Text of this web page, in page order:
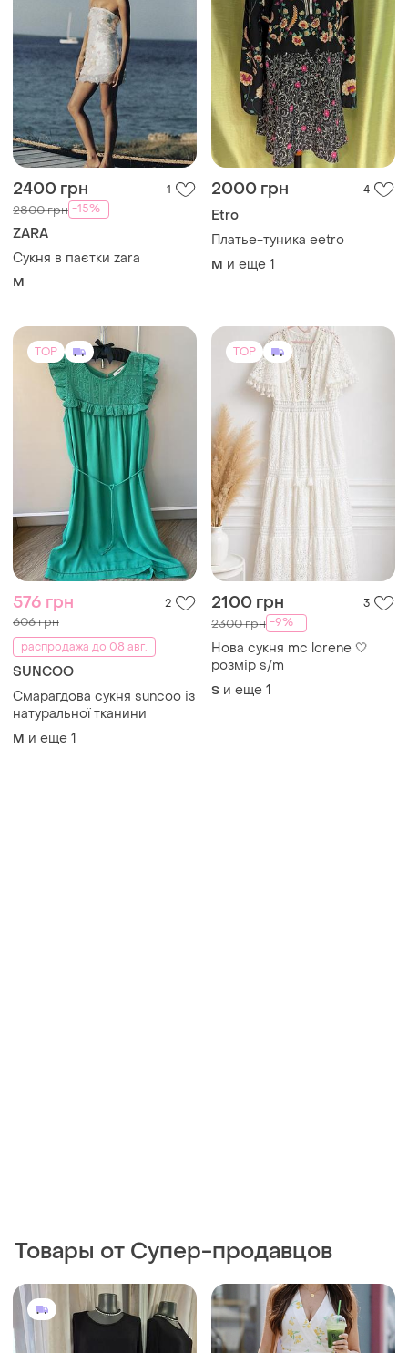
2400 грн 1
2800 грн -15%
ZARA
Сукня в паєтки zara
M
2000 грн 4
Etro
Платье-туника eetro
M и еще 1
TOP
576 грн 2
606 грн
распродажа до 08 авг.
SUNCOO
Смарагдова сукня suncoo із
натуральної тканини
M и еще 1
TOP
2100 грн 3
2300 грн -9%
Нова сукня mc lorene 🤍
розмір s/m
S и еще 1
Товары от Супер-продавцов